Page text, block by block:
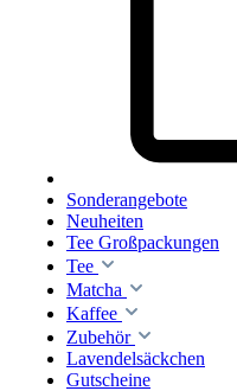
Sonderangebote
Neuheiten
Tee Großpackungen
Tee
Matcha
Kaffee
Zubehör
Lavendelsäckchen
Gutscheine